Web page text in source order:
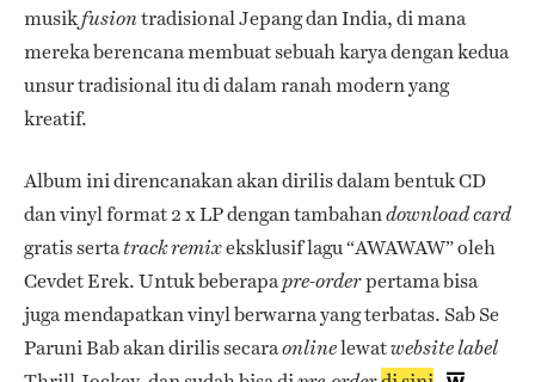
musikfusiontradisional Jepang dan India, di mana
mereka berencana membuat sebuah karya dengan kedua
unsur tradisional itu di dalam ranah modern yang
kreatif.
Album ini direncanakan akan dirilis dalam bentuk CD
dan vinyl format 2 x LP dengan tambahandownload card
gratis sertatrack remixeksklusif lagu “AWAWAW” oleh
Cevdet Erek. Untuk beberapapre-orderpertama bisa
juga mendapatkan vinyl berwarna yang terbatas. Sab Se
Paruni Bab akan dirilis secaraonlinelewatwebsite label